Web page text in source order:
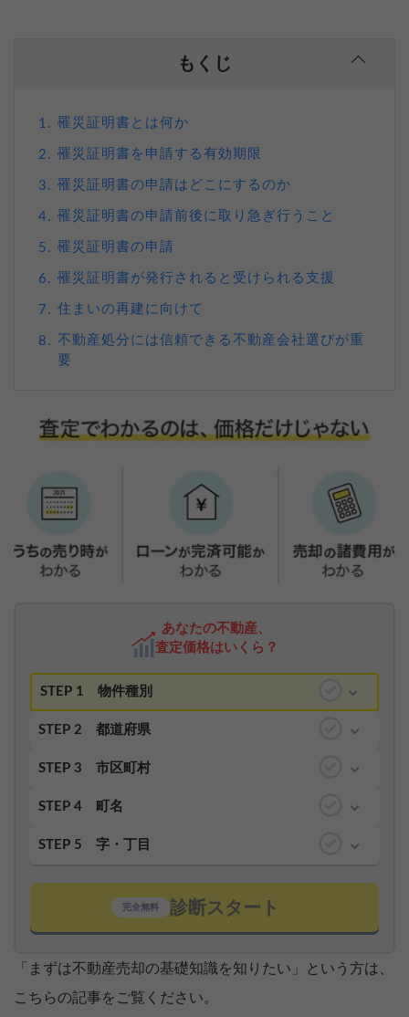
もくじ
1. 罹災証明書とは何か
2. 罹災証明書を申請する有効期限
3. 罹災証明書の申請はどこにするのか
4. 罹災証明書の申請前後に取り急ぎ行うこと
5. 罹災証明書の申請
6. 罹災証明書が発行されると受けられる支援
7. 住まいの再建に向けて
8. 不動産処分には信頼できる不動産会社選びが重
要
あなたの不動産、
査定価格はいくら？
STEP 1 物件種別
STEP 2 都道府県
STEP 3 市区町村
STEP 4 町名
STEP 5 字・丁目
完全無料 診断スタート
「まずは不動産売却の基礎知識を知りたい」という方は、
こちらの記事をご覧ください。